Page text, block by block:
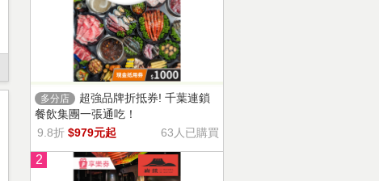
多分店
超強品牌折抵券! 千葉連鎖
餐飲集團一張通吃！
9.8折 $979元起 63人已購買
2